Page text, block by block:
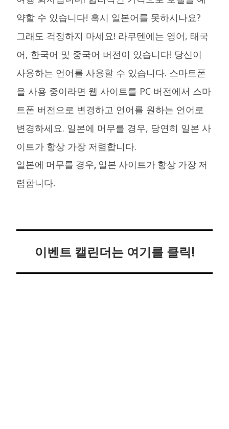
약할 수 있습니다! 혹시 일본어를 못하시나요?
그래도 걱정하지 마세요! 라쿠텐에는 영어, 태국
어, 한국어 및 중국어 버전이 있습니다! 당신이
사용하는 언어를 사용할 수 있습니다. 스마트폰
을 사용 중이라면 웹 사이트를 PC 버전에서 스마
트폰 버전으로 변경하고 언어를 원하는 언어로
변경하세요. 일본에 머무를 경우, 당연히 일본 사
이트가 항상 가장 저렴합니다.
일본에 머무를 경우, 일본 사이트가 항상 가장 저
렴합니다.
이벤트 캘린더는 여기를 클릭!